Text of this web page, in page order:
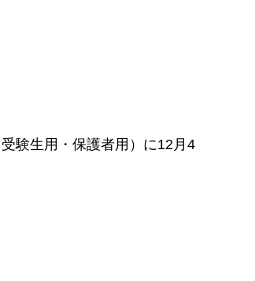
受験生用 ・ 保護者用 ）に12月4